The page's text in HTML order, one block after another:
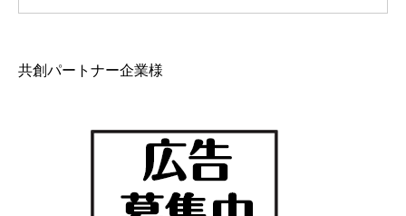
共創パートナー企業様